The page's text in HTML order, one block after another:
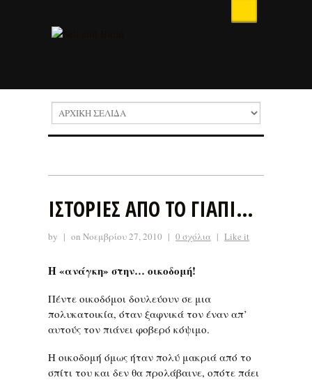
ΙΣΤΟΡΙΕΣ ΑΠΟ ΤΟ ΓΙΑΠΙ…
by | on Νοεμβρίου 27, 2010 | 0 σχόλια | Like it
Η «ανάγκη» στην… οικοδομή!
Πέντε οικοδόμοι δουλεύουν σε μια
πολυκατοικία, όταν ξαφνικά τον έναν απ’
αυτούς τον πιάνει φοβερό κόψιμο.
Η οικοδομή όμως ήταν πολύ μακριά από το
σπίτι του και δεν θα προλάβαινε, οπότε πάει